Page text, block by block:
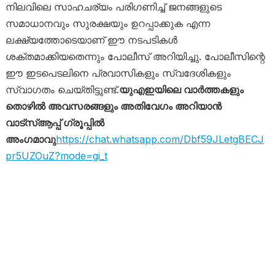
നിലവിലെ സാഹചര്യം പരിഗണിച്ച് ജനങ്ങളുടെ
സമാധാനവും സുരക്ഷയും ഉറപ്പാക്കുക എന്ന
ലക്ഷ്യത്തോടെയാണ് ഈ നടപടികൾ
ശക്തമാക്കിയതെന്നും പോലീസ് അറിയിച്ചു. പോലീസിന്റെ
ഈ ഇടപെടലിനെ പ്രവാസികളും സ്വദേശികളും
സ്വാഗതം ചെയ്തിട്ടുണ്ട്.യുഎഇയിലെ വാർത്തകളും
തൊഴിൽ അവസരങ്ങളും അതിവേഗം അറിയാൻ
വാട്സ്ആപ്പ് ഗ്രൂപ്പിൽ
അംഗമാവുhttps://chat.whatsapp.com/Dbf59JLetgBECJ
pr5UZOuZ?mode=gi_t